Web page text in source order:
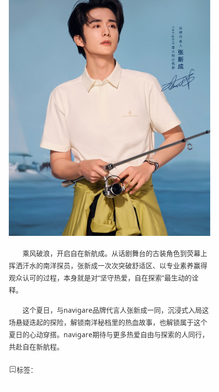
乘风破浪，开启自在新航成。从话剧舞台的古装角色到荧幕上
挥洒汗水的南洋探员，张新成一次次突破舒适区、以专业素养赢得
观众认可的过程，本身就是对“坚守热爱，自在探索”最生动的诠
释。
这个夏日，与navigare品牌代言人张新成一同，沉浸式入局这
场悬疑迭起的探险，解锁南洋秘档里的热血故事，也解锁属于这个
夏日的心动穿搭。navigare期待与更多热爱自由与探索的人同行，
共赴自在新航程。
标签：